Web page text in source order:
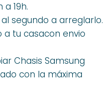
19h.
segundo a arreglarlo.
tu casacon envio
Chasis Samsung
con la máxima